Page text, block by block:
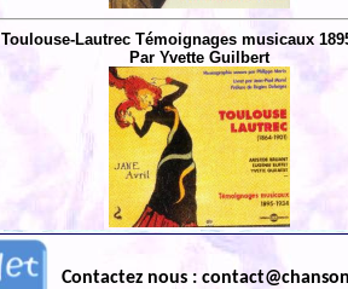
Toulouse-Lautrec Témoignages musicaux
Par Yvette Guilbert
Contactez nous :